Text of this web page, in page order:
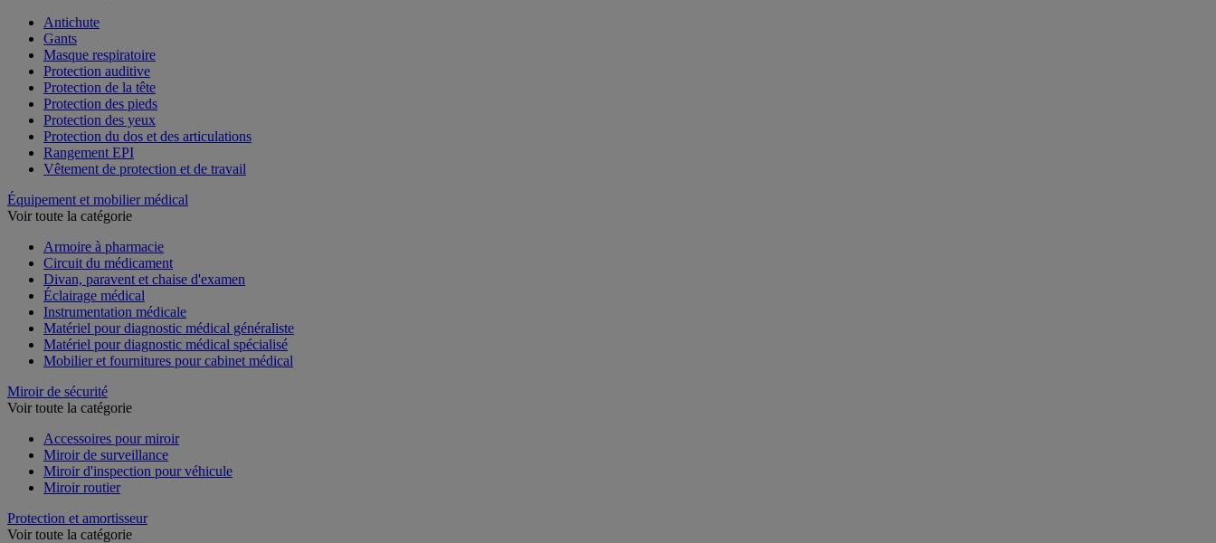
Antichute
Gants
Masque respiratoire
Protection auditive
Protection de la tête
Protection des pieds
Protection des yeux
Protection du dos et des articulations
Rangement EPI
Vêtement de protection et de travail
Équipement et mobilier médical
Voir toute la catégorie
Armoire à pharmacie
Circuit du médicament
Divan, paravent et chaise d'examen
Éclairage médical
Instrumentation médicale
Matériel pour diagnostic médical généraliste
Matériel pour diagnostic médical spécialisé
Mobilier et fournitures pour cabinet médical
Miroir de sécurité
Voir toute la catégorie
Accessoires pour miroir
Miroir de surveillance
Miroir d'inspection pour véhicule
Miroir routier
Protection et amortisseur
Voir toute la catégorie